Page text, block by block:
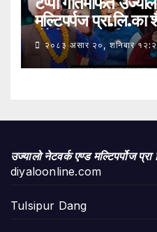
मल्टिपर्पज प्रा.लि.का
हुँदै शिक्षा, सामाजिक उत्तरदायित्व र
सकारात्मक सन्देशलाई
२०८३ असार २०, शनिबार
उज्यालो नेटवर्क एण्ड मल्टिपर्पोज प्रा
diyaloonline.com
Tulsipur Dang